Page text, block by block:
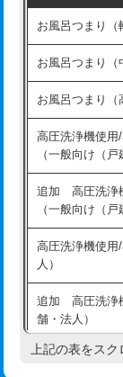
交換・取付(単
式）)
交換・取付(混
式・ワンホール
交換・取付(排
（P/S/ポップ
交換・取付（そ
持込商品取付（
持込商品取付（
持込商品取付（
持込商品取付（
お風呂つまり（
お風呂つまり（
お風呂つまり（
高圧洗浄機使用
（一般向け（戸
追加 高圧洗浄
（一般向け（戸
高圧洗浄機使用
人）
追加 高圧洗浄
舗・法人）
高度高圧洗浄換
上記の表をス